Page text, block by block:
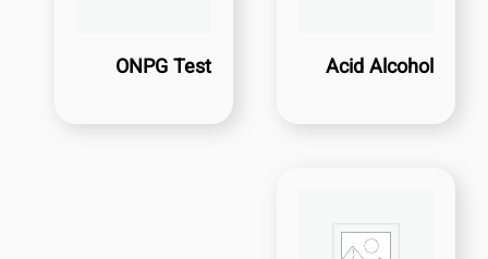
Acid Alcohol
ONPG Test